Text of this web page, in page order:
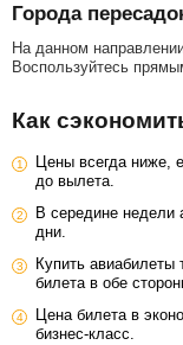
Города
На данном
Воспользуйтесь
Как
Цены всегда ниже,
до вылета.
В середине
дни.
Купить
билета в обе
Цена билета в
бизнес-класс.